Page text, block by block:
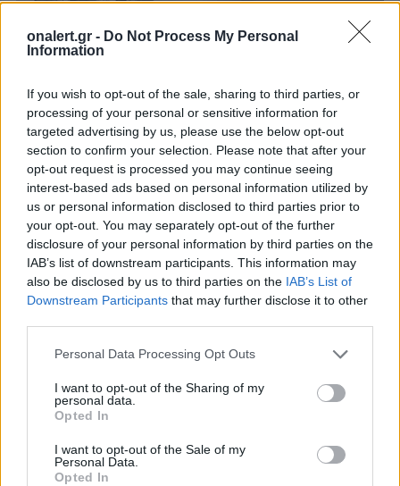
onalert.gr - Do Not Process My Personal
Information
If you wish to opt-out of the sale, sharing to third parties, or
processing of your personal or sensitive information for
targeted advertising by us, please use the below opt-out
section to confirm your selection. Please note that after your
opt-out request is processed you may continue seeing
interest-based ads based on personal information utilized by
us or personal information disclosed to third parties prior to
your opt-out. You may separately opt-out of the further
disclosure of your personal information by third parties on the
IAB’s list of downstream participants. This information may
also be disclosed by us to third parties on the IAB’s List of
Downstream Participants that may further disclose it to other
Personal Data Processing Opt Outs
I want to opt-out of the Sharing of my
personal data.
Opted In
I want to opt-out of the Sale of my
Personal Data.
Opted In
Ποιος κέρδισε το Β΄Παγκόσμιο; Οι ΗΠΑ
ή η Σοβιετική Ένωση;
Μύθος είναι ότι οι ΗΠΑ κέρδισαν μόνες τους τον
Β' Παγκόσμιο Πόλεμο, που πραγματικό στόχο
έχει να υποβαθμίσει τον πρωταγωνιστικό...
2 ΦΕΒ. 2014, 00:26